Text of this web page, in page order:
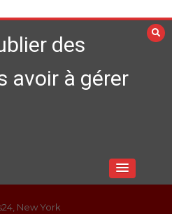
des
avoir à gérer
New York